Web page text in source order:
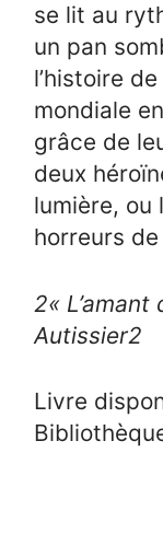
se lit au
un pan
l’histoire
mondiale
grâce de
deux
lumière, ou
horreurs
2«
Autissier2
Livre